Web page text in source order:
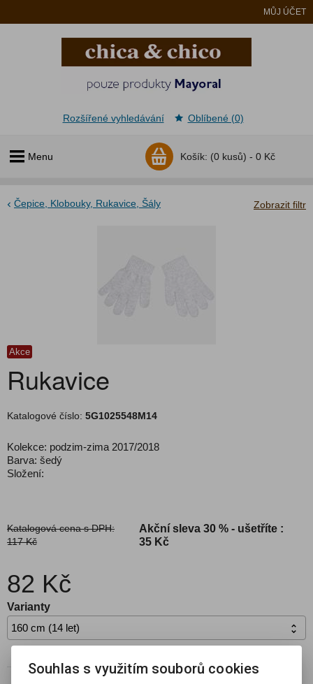
MŮJ ÚČET
Menu Košík: (0 kusů) - 0 Kč
Rozšířené vyhledávání Oblíbené (0)
Zobrazit filtr
Čepice, Klobouky, Rukavice, Šály
Akce
Rukavice
Katalogové číslo: 5G1025548M14
Kolekce: podzim-zima 2017/2018
Barva: šedý
Složení:
Katalogová cena s DPH:
117 Kč
Akční sleva30 % - ušetříte :
35 Kč
82 Kč
Varianty

Koupit
Souhlas s využitím souborů cookies